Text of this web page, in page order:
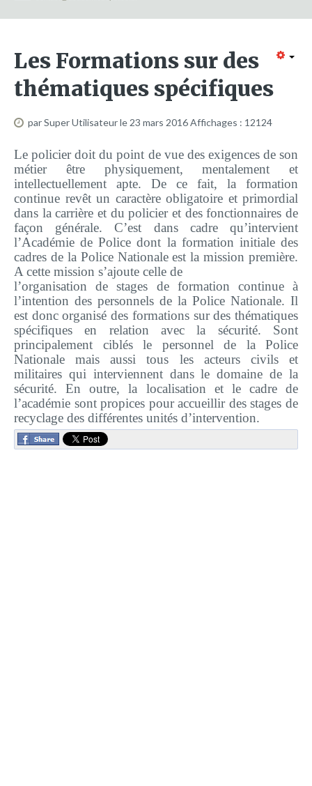
Formation continue
Avec la POLI.DH
Activités
bulletins électroniques d'information
Activités Hanns Seidel
Documentations
Avec l'Institut Danois des Droits de l'Homme
Activités
Publications à télécharger
E-services
Plateforme pédagogique
Bibliothèque en ligne
Centre de téléchargement
Nous Ecrire
logo
Les Formations sur des
thématiques spécifiques
par Super Utilisateurle 23 mars 2016Affichages : 12124
Le policier doit du point de vue des exigences de son
métier être physiquement, mentalement et
intellectuellement apte. De ce fait, la formation
continue revêt un caractère obligatoire et primordial
dans la carrière et du policier et des fonctionnaires de
façon générale. C’est dans cadre qu’intervient
l’Académie de Police dont la formation initiale des
cadres de la Police Nationale est la mission première.
A cette mission s’ajoute celle de
l’organisation de stages de formation continue à
l’intention des personnels de la Police Nationale. Il
est donc organisé des formations sur des thématiques
spécifiques en relation avec la sécurité. Sont
principalement ciblés le personnel de la Police
Nationale mais aussi tous les acteurs civils et
militaires qui interviennent dans le domaine de la
sécurité. En outre, la localisation et le cadre de
l’académie sont propices pour accueillir des stages de
recyclage des différentes unités d’intervention.